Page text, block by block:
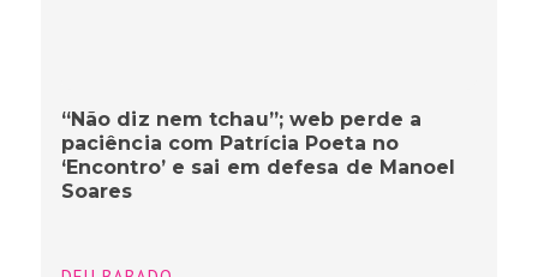
“Não diz nem tchau”; web perde a
paciência com Patrícia Poeta no
‘Encontro’ e sai em defesa de Manoel
Soares